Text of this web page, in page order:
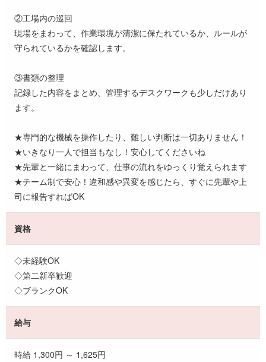
②工場内の巡回
現場をまわって、作業環境が清潔に保たれているか、ルールが
守られているかを確認します。
③書類の整理
記録した内容をまとめ、管理するデスクワークも少しだけあり
ます。
★専門的な機械を操作したり、難しい判断は一切ありません！
★いきなり一人で担当もなし！安心してくださいね
★先輩と一緒にまわって、仕事の流れをゆっくり覚えられます
★チーム制で安心！違和感や異変を感じたら、すぐに先輩や上
司に報告すればOK
資格
◇未経験OK
◇第二新卒歓迎
◇ブランクOK
給与
時給 1,300円 ～ 1,625円